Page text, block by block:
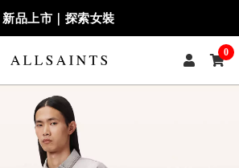
新品上市｜探索女裝
0